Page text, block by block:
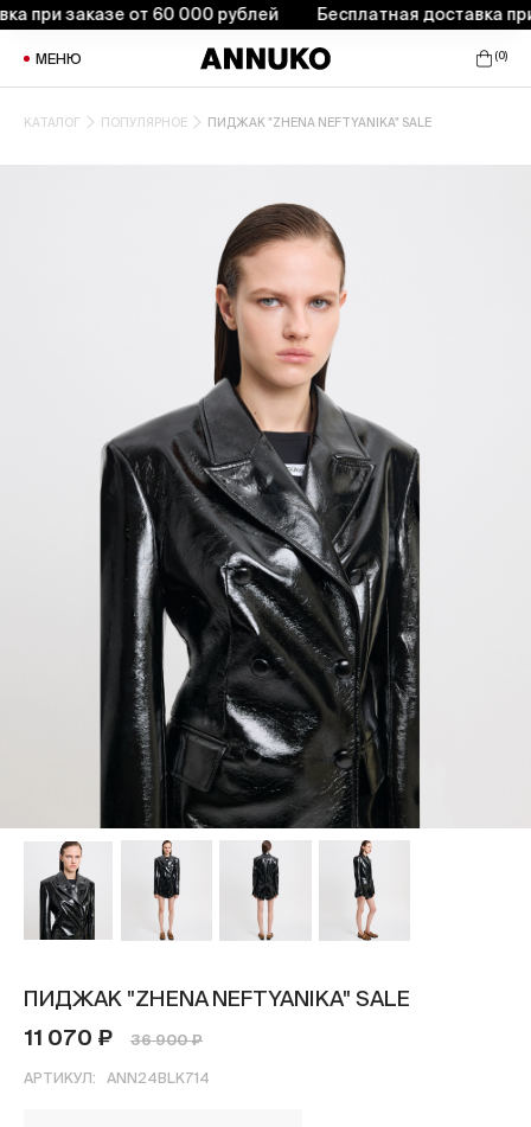
заказе от 60 000 рублей Бесплатная доставка при
МЕНЮ (0)
КАТАЛОГ ПОПУЛЯРНОЕ ПИДЖАК "ZHENA NEFTYANIKA" SALE
ПИДЖАК "ZHENA NEFTYANIKA" SALE
11 070 ₽
36 900 ₽
АРТИКУЛ: ANN24BLK714